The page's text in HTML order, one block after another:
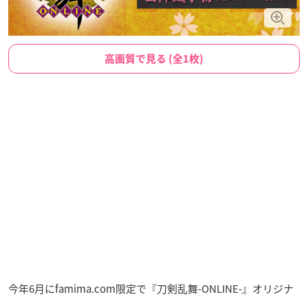
高画質で見る (全1枚)
今年6月にfamima.com限定で『刀剣乱舞-ONLINE-』オリジナ